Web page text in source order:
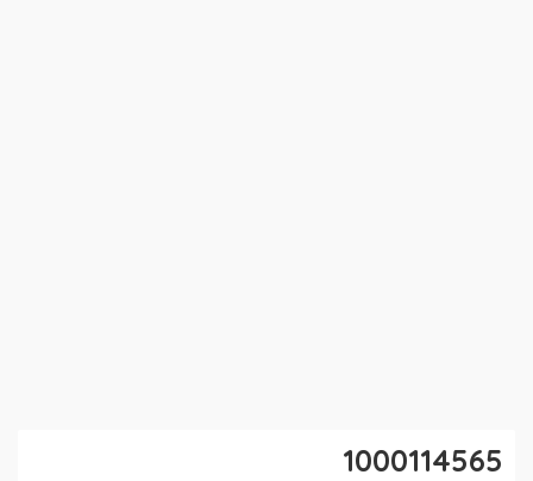
1000114565